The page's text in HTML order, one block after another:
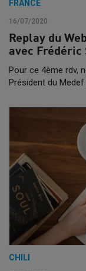
FRANCE
16/07/2020
Replay du
avec Frédéric
Pour ce 4ème rdv,
Président du
CHILI